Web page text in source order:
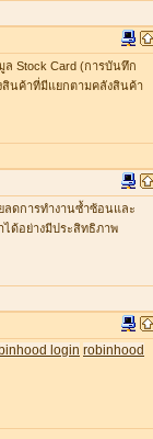
ล Stock Card (การบันทึก
นค้าที่มีแยกตามคลังสินค้า
ลดการทำงานซ้ำซ้อนและ
ด้อย่างมีประสิทธิภาพ
login robinhood